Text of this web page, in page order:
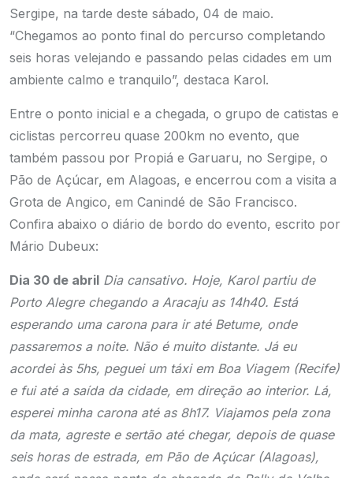
Sergipe, na tarde deste sábado, 04 de maio.
“Chegamos ao ponto final do percurso completando
seis horas velejando e passando pelas cidades em um
ambiente calmo e tranquilo”, destaca Karol.
Entre o ponto inicial e a chegada, o grupo de catistas e
ciclistas percorreu quase 200km no evento, que
também passou por Propiá e Garuaru, no Sergipe, o
Pão de Açúcar, em Alagoas, e encerrou com a visita a
Grota de Angico, em Canindé de São Francisco.
Confira abaixo o diário de bordo do evento, escrito por
Mário Dubeux:
Dia 30 de abril Dia cansativo. Hoje, Karol partiu de
Porto Alegre chegando a Aracaju as 14h40. Está
esperando uma carona para ir até Betume, onde
passaremos a noite. Não é muito distante. Já eu
acordei às 5hs, peguei um táxi em Boa Viagem (Recife)
e fui até a saída da cidade, em direção ao interior. Lá,
esperei minha carona até as 8h17. Viajamos pela zona
da mata, agreste e sertão até chegar, depois de quase
seis horas de estrada, em Pão de Açúcar (Alagoas),